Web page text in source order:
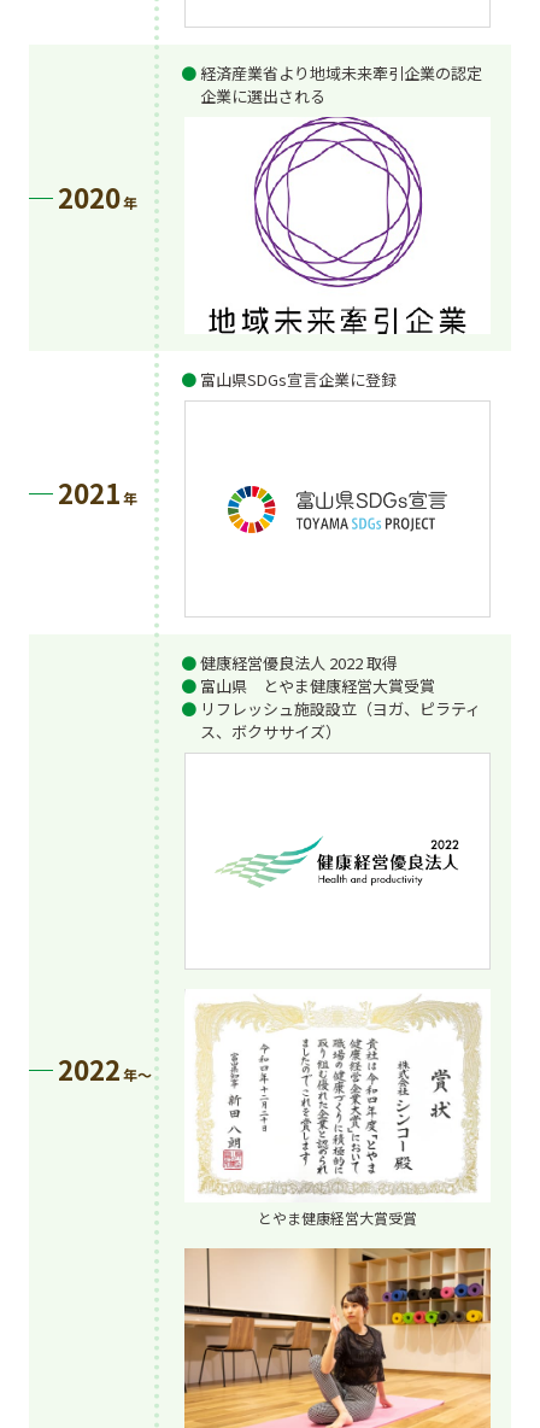
2020年
経済産業省より地域未来牽引企業の認定
企業に選出される
2021年
富山県SDGs宣言企業に登録
2022年〜
健康経営優良法人 2022 取得
富山県 とやま健康経営大賞受賞
リフレッシュ施設設立（ヨガ、ピラティ
ス、ボクササイズ）
とやま健康経営大賞受賞